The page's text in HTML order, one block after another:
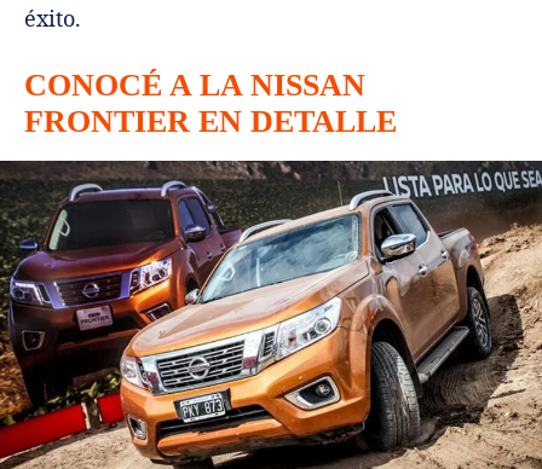
éxito.
CONOCÉ A LA NISSAN
FRONTIER EN DETALLE